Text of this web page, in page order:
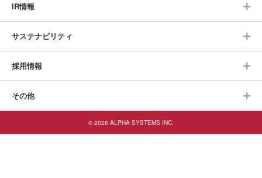
IR情報
サステナビリティ
採用情報
その他
© 2026 ALPHA SYSTEMS INC.